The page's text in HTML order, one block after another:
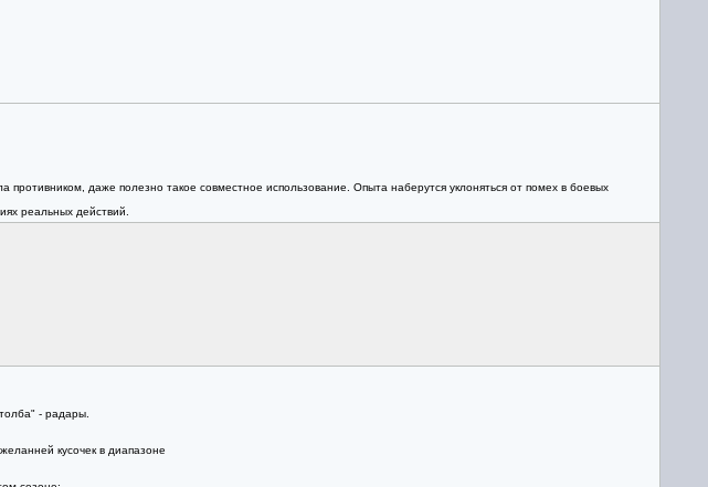
противником, даже полезно такое совместное использование. Опыта наберутся уклоняться от помех в боевых
реальных действий.
- радары.
кусочек в диапазоне